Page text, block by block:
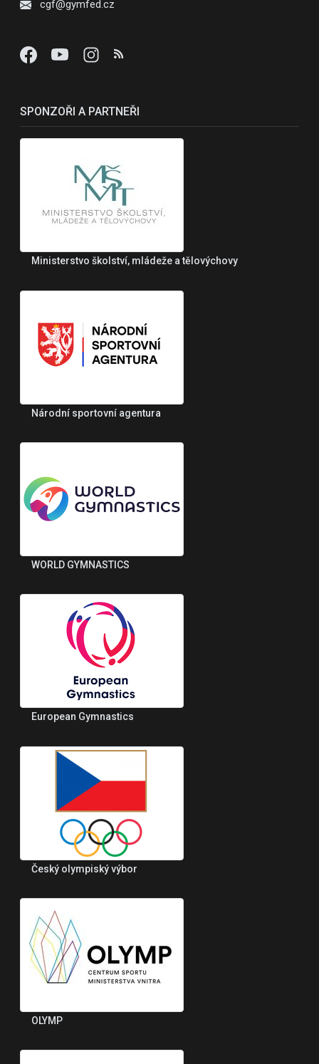
cgf@gymfed.cz
SPONZOŘI A PARTNEŘI
Ministerstvo školství, mládeže a tělovýchovy
Národní sportovní agentura
WORLD GYMNASTICS
European Gymnastics
Český olympiský výbor
OLYMP